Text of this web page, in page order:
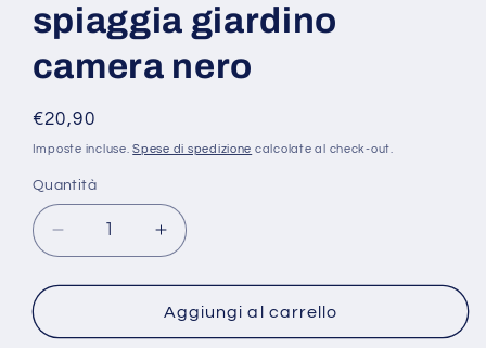
spiaggia giardino
camera nero
Prezzo
di
€20,90
Imposte incluse.Spese di spedizione calcolate al check-out.
Quantità
Diminuisci
quantità
per
gonfiabile
Aumenta
quantità
per
Lettino
gonfiabile
Aggiungi al carrello